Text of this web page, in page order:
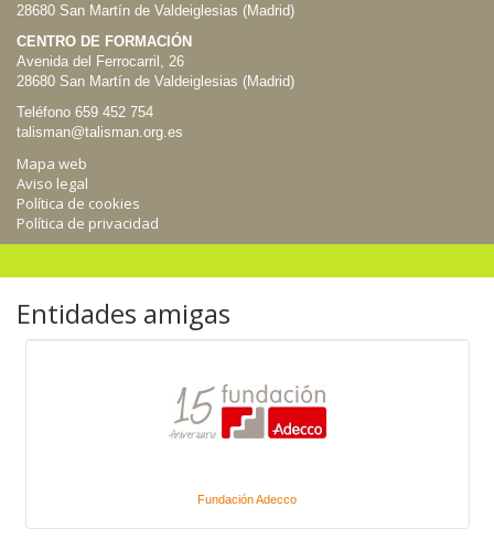
28680 San Martín de Valdeiglesias (Madrid)
CENTRO DE FORMACIÓN
Avenida del Ferrocarril, 26
28680 San Martín de Valdeiglesias (Madrid)
Teléfono 659 452 754
talisman@talisman.org.es
Mapa web
Aviso legal
Política de cookies
Política de privacidad
Entidades amigas
Fundación Adecco